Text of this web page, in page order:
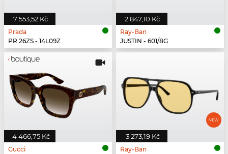
7 553,52 Kč
Prada
PR 26ZS - 14L09Z
2 847,10 Kč
Ray-Ban
JUSTIN - 601/8G
4 466,75 Kč
Gucci
3 273,19 Kč
Ray-Ban